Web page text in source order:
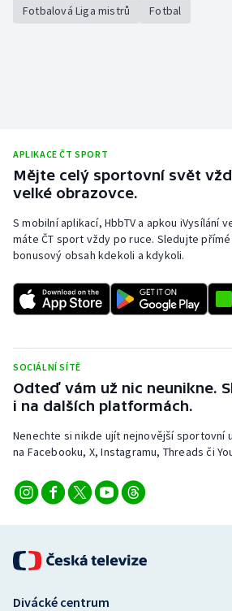
Fotbalová Liga mistrů Fotbal
APLIKACE ČT SPORT
Mějte celý sportovní svět
velké obrazovce.
S mobilní aplikací, HbbTV a apkou iVysílání
máte ČT sport vždy po ruce. Sledujte
bonusový obsah kdekoli a kdykoli.
SOCIÁLNÍ SÍTĚ
Odteď vám už nic neunikne.
i na dalších platformách.
Nenechte si nikde ujít nejnovější sportovní
na Facebooku, X, Instagramu, Threads či
Divácké centrum